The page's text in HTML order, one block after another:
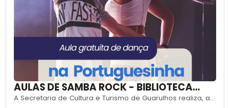
AULAS DE SAMBA ROCK - BIBLIOTECA
GRACINDA
A Secretaria de Cultura e Turismo de Guarulhos realiza, a